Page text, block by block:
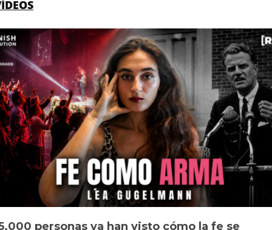
personas ya han visto cómo la fe se